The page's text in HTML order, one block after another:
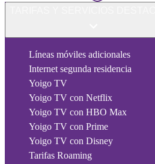
Líneas móviles adicionales
Internet segunda residencia
Yoigo TV
Yoigo TV con Netflix
Yoigo TV con HBO Max
Yoigo TV con Prime
Yoigo TV con Disney
Tarifas Roaming